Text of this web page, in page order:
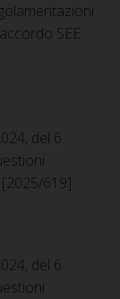
SEE
del 6
619]
del 6